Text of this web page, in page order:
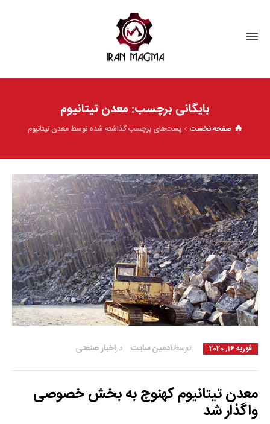
بایگانی برچسب: معدن تیتانیوم
صفحه نخست پست‌های برچسب گذاشته شده توسط معدن تیتانیوم
فوریه 16, 2020 ادمین سایتتوسط اخبار صنعتیدر
معدن تیتانیوم کهنوج به بخش خصوصی
واگذار شد